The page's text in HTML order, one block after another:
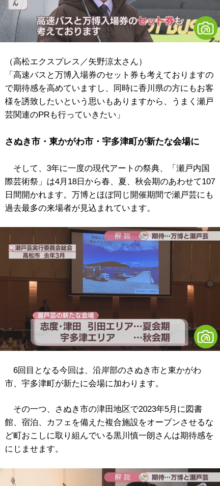
（高松エクスプレス／矢野涼太さん）
「高速バスと万博入場券のセット券も考えておりますの
で期待感を高めていますし、同時に香川県の方にもお客
様を誘致したいという思いもありますから、うまく瀬戸
芸関連のPRも行っていきたい」
さぬき市・東かがわ市・宇多津町が新たな会場に
そして、3年に一度の現代アートの祭典、「瀬戸内国
際芸術祭」は4月18日から春、夏、秋会期のあわせて107
日間開かれます。万博とほぼ同じ開催期間で瀬戸芸にも
過去最多の来場者が見込まれています。
6回目となる今回は、沿岸部のさぬき市と東かがわ
市、宇多津町が新たに会場に加わります。
その一つ、さぬき市の津田地区で2023年5月に図書
館、宿泊、カフェを備えた複合施設をオープンさせるな
ど町おこしに取り組んでいる黒川慎一朗さんは期待感を
にじませます。